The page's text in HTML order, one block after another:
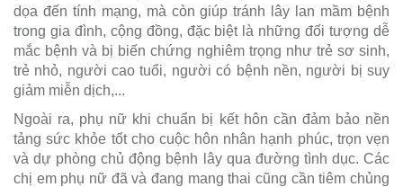
dọa đến tính mạng, mà còn giúp tránh lây lan mầm bệnh
trong gia đình, cộng đồng, đặc biệt là những đối tượng dễ
mắc bệnh và bị biến chứng nghiêm trọng như trẻ sơ sinh,
trẻ nhỏ, người cao tuổi, người có bệnh nền, người bị suy
giảm miễn dịch,...
Ngoài ra, phụ nữ khi chuẩn bị kết hôn cần đảm bảo nền
tảng sức khỏe tốt cho cuộc hôn nhân hạnh phúc, trọn vẹn
và dự phòng chủ động bệnh lây qua đường tình dục. Các
chị em phụ nữ đã và đang mang thai cũng cần tiêm chủng